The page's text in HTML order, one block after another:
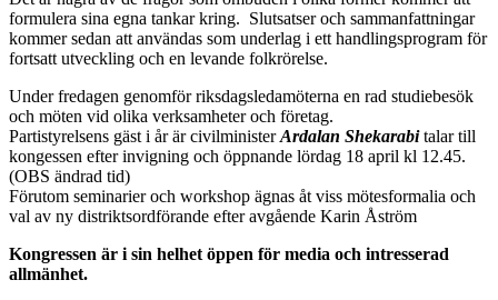
formulera sina egna tankar kring. Slutsatser och sammanfattningar
kommer sedan att användas som underlag i ett handlingsprogram för
fortsatt utveckling och en levande folkrörelse.
Under fredagen genomför riksdagsledamöterna en rad studiebesök
och möten vid olika verksamheter och företag.
Partistyrelsens gäst i år är civilministerArdalan Shekarabitalar till
kongessen efter invigning och öppnande lördag 18 april kl 12.45.
(OBS ändrad tid)
Förutom seminarier och workshop ägnas åt viss mötesformalia och
val av ny distriktsordförande efter avgående Karin Åström
Kongressen är i sin helhet öppen för media och intresserad
allmänhet.